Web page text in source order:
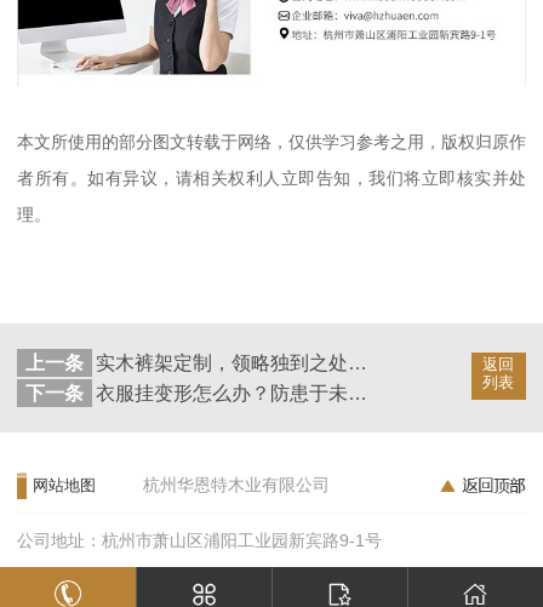
本文所使用的部分图文转载于网络，仅供学习参考之用，版权归原作
者所有。如有异议，请相关权利人立即告知，我们将立即核实并处
理。
返回
列表
上一条
实木裤架定制，领略独到之处【华恩衣架】
下一条
衣服挂变形怎么办？防患于未然的妙招【华恩衣架】
网站地图 杭州华恩特木业有限公司
公司地址：杭州市萧山区浦阳工业园新宾路9-1号